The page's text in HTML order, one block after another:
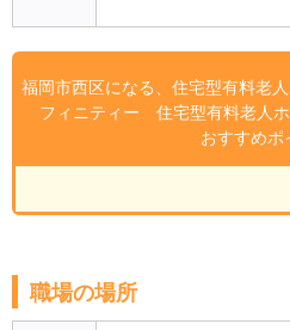
福岡市西区になる、住宅型有料老
フィニティー 住宅型有料老人
おすすめポ
職場の場所